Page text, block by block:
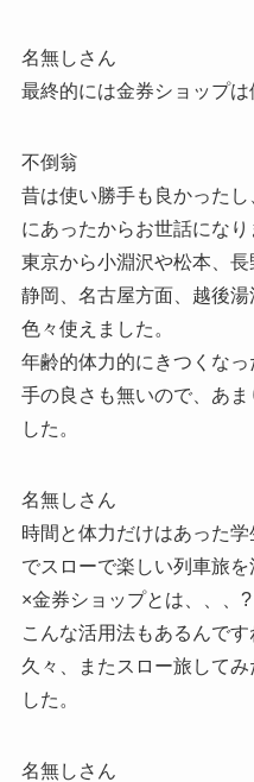
名無しさん
最終的には金券ショップ
不倒翁
昔は使い勝手も良かった
にあったからお世話になり
東京から小淵沢や松本、長
静岡、名古屋方面、越後湯
色々使えました。
年齢的体力的にきつくな
手の良さも無いので、あ
した。
名無しさん
時間と体力だけはあった
でスローで楽しい列車旅を
×金券ショップとは、、、?
こんな活用法もあるんで
久々、またスロー旅して
した。
名無しさん